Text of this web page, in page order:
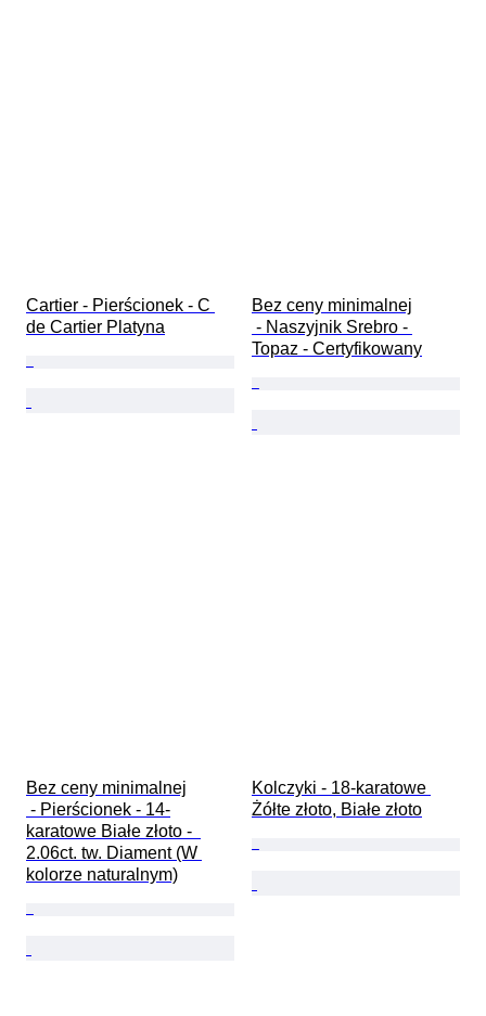
Cartier - Pierścionek - C
de Cartier Platyna
Bez ceny minimalnej
Topaz - Certyfikowany
Bez ceny minimalnej
karatowe Białe złoto -
2.06ct. tw. Diament (W
kolorze naturalnym)
Kolczyki - 18-karatowe
Żółte złoto, Białe złoto